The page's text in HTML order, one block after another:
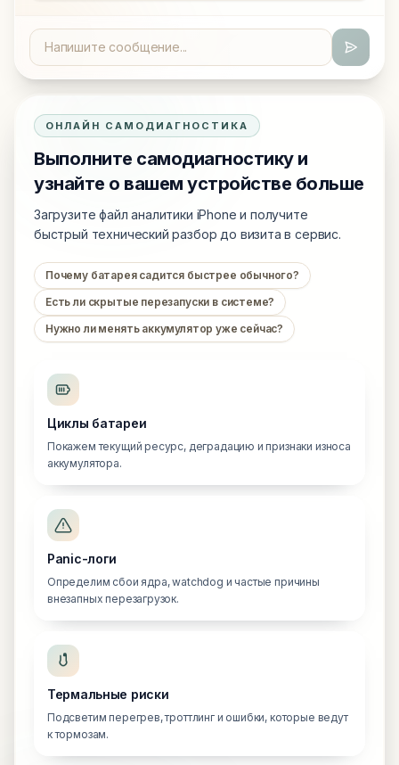
ОНЛАЙН САМОДИАГНОСТИКА
Выполните самодиагностику и
узнайте о вашем устройстве больше
Загрузите файл аналитики iPhone и получите
быстрый технический разбор до визита в сервис.
Почему батарея садится быстрее обычного?
Есть ли скрытые перезапуски в системе?
Нужно ли менять аккумулятор уже сейчас?
Циклы батареи
Покажем текущий ресурс, деградацию и признаки износа
аккумулятора.
Panic-логи
Определим сбои ядра, watchdog и частые причины
внезапных перезагрузок.
Термальные риски
Подсветим перегрев, троттлинг и ошибки, которые ведут
к тормозам.